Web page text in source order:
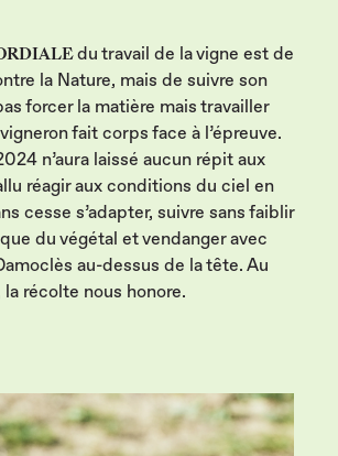
du travail de la vigne est de
la Nature, mais de suivre son
forcer la matière mais travailler
fait corps face à l’épreuve.
n’aura laissé aucun répit aux
réagir aux conditions du ciel en
cesse s’adapter, suivre sans faiblir
du végétal et vendanger avec
au-dessus de la tête. Au
récolte nous honore.